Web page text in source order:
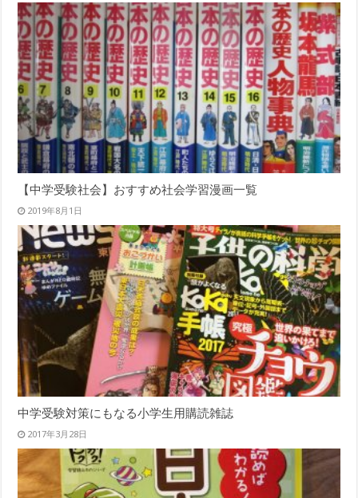
【中学受験社会】おすすめ社会学習漫画一覧
2019年8月1日
中学受験対策にもなる小学生用購読雑誌
2017年3月28日